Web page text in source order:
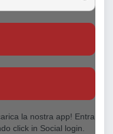
la nostra app! Entra
click in Social login.